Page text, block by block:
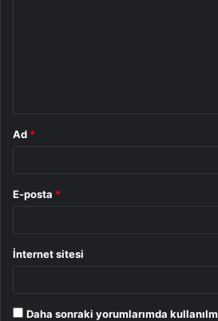
Ad *
E-posta *
İnternet sitesi
Daha sonraki yorumlarımda